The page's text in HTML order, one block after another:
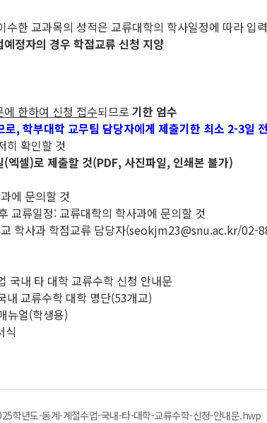
수한 교과목의 성적은 교류대학의 학사일정에 따라 입
예정자의 경우 학점교류 신청 지양
한하여 신청 접수되므로 기한 엄수
, 학부대학 교무팀 담당자에게 제출기한 최소 2-3일
히 확인할 것
엑셀)로 제출할 것(PDF, 사진파일, 인쇄본 불가)
에 문의할 것
교류일정: 교류대학의 학사과에 문의할 것
학사과 학점교류 담당자(seokjm23@snu.ac.kr/02-
국내 타 대학 교류수학 신청 안내문
교류수학 대학 명단(53개교)
뉴얼(학생용)
식
학년도-동계-계절수업-국내-타-대학-교류수학-신청-안내문.hwp